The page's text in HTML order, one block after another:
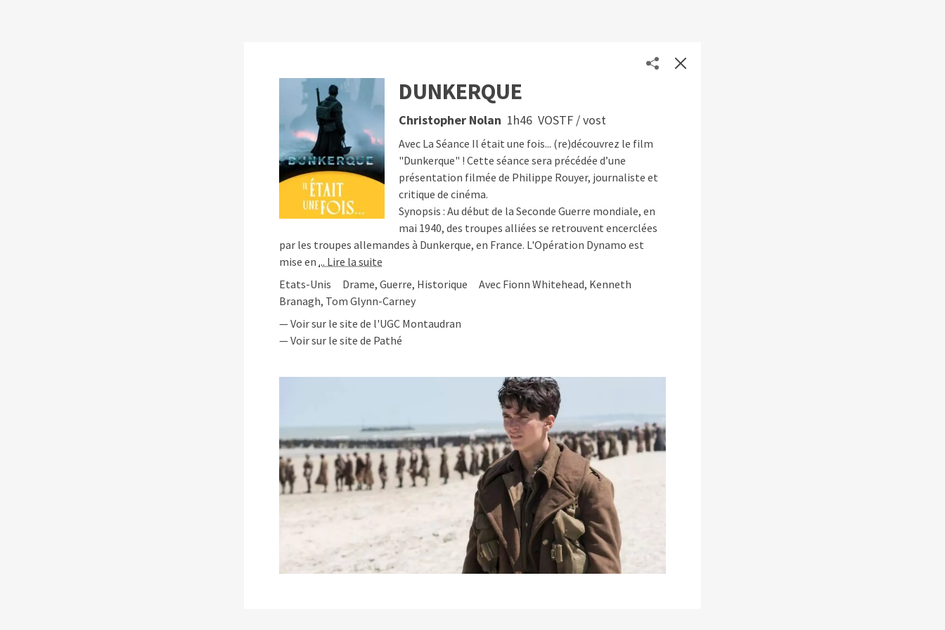
DUNKERQUE
Christopher Nolan 1h46 VOSTF / vost
Avec La Séance Il était une fois... (re)découvrez le film
"Dunkerque" ! Cette séance sera précédée d’une
présentation filmée de Philippe Rouyer, journaliste et
critique de cinéma.
Synopsis : Au début de la Seconde Guerre mondiale, en
mai 1940, des troupes alliées se retrouvent encerclées
par les troupes allemandes à Dunkerque, en France. L'Opération Dynamo est
mise en ... Lire la suite
Etats-Unis
Drame, Guerre, Historique
Avec Fionn Whitehead, Kenneth
Branagh, Tom Glynn-Carney
— Voir sur le site de l'UGC Montaudran
— Voir sur le site de Pathé
Les séances des cinémas toulousains en un clic
Contact Soutenir © 2026 Etienne Delcambre